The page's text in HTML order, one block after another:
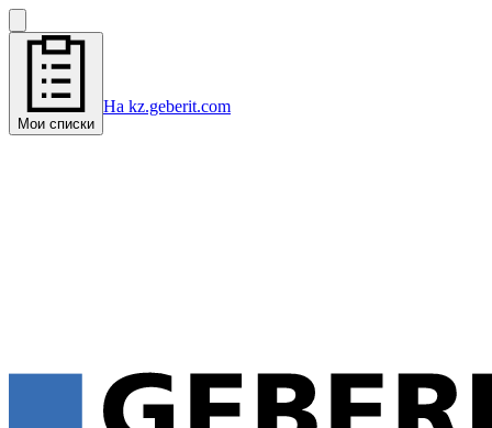
Мои списки
На kz.geberit.com